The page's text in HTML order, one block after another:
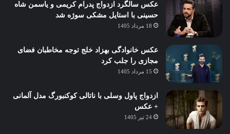
عکس سالگرد ازدواج پدرام کریمی و یاسمن شاه‌
حسینی با استایل مشکی سوژه شد
18 مرداد 1405
عکس خانوادگی بهزاد خلج توجه مخاطبان فضای
مجازی را جلب کرد
15 مرداد 1405
ازدواج پاول وسلی با ناتالی کوکنبورگ مدل آلمانی
+ عکس
24 تیر 1405